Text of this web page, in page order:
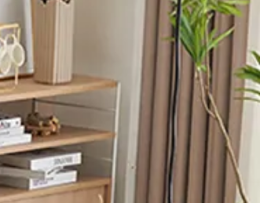
シープボア
プボア ソフ
6人掛け】シ